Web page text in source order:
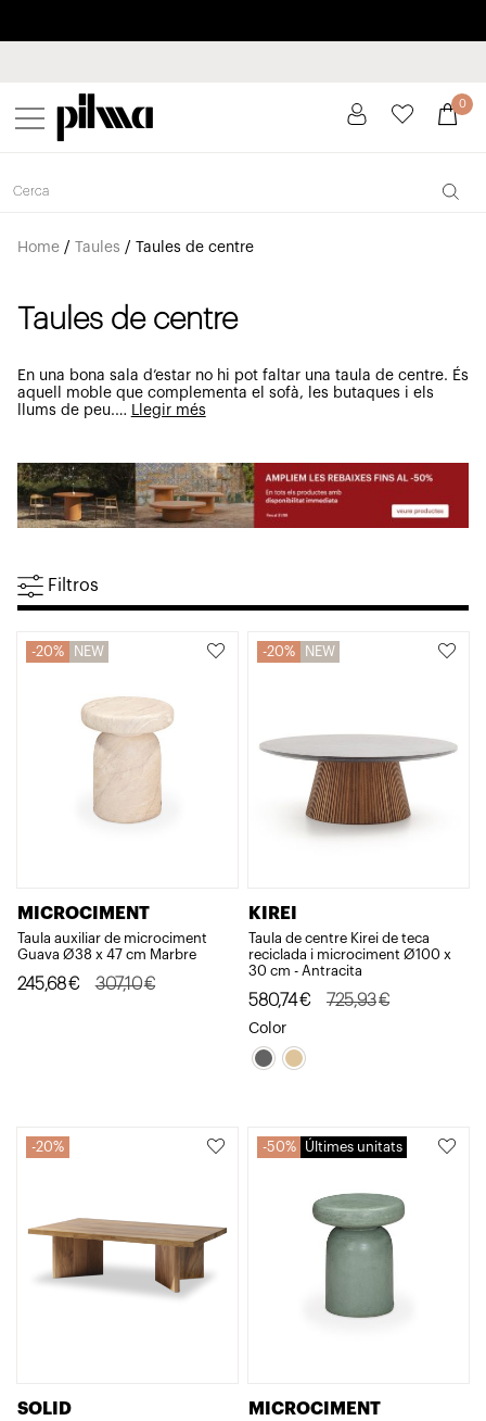
pilma 0
Home/ Taules / Taules de centre
Taules de centre
En una bona sala d’estar no hi pot faltar una taula de centre. És
aquell moble que complementa el sofà, les butaques i els
llums de peu.… Llegir més
Filtros
20% NEW
MICROCIMENT
Taula auxiliar de microciment
Guava Ø38 x 47 cm Marbre
307,10€
El
245,68€
El
20% NEW
KIREI
Taula de centre Kirei de teca
reciclada i microciment Ø100 x
30 cm - Antracita
725,93€
El
preu
original
580,74€
El
preu
actual
Color
20%
SOLID
50% Últimes unitats
MICROCIMENT